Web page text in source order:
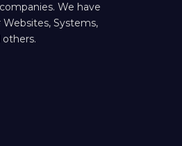
We have
Systems,